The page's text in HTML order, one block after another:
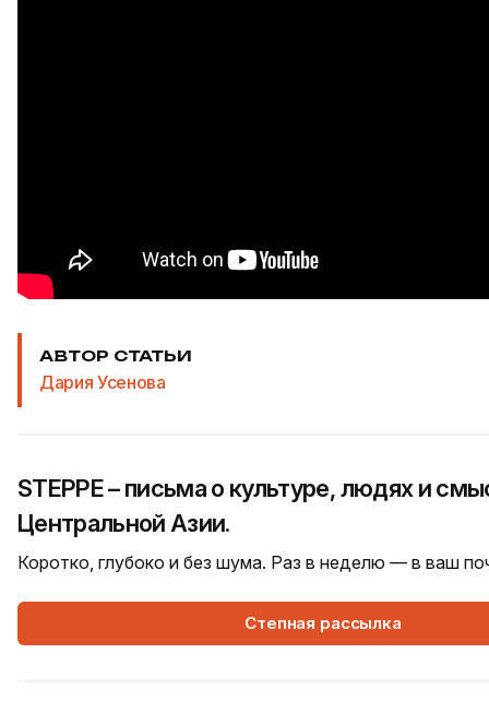
АВТОР СТАТЬИ
Дария Усенова
STEPPE – письма о культуре, людях и
Центральной Азии.
Коротко, глубоко и без шума. Раз в неделю — в ваш
Степная рассылка